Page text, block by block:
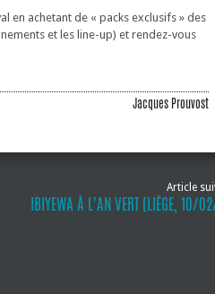
en achetant de « packs exclusifs » des
et les line-up) et rendez-vous
Jacques Prouvost
Article
IBIYEWA À L’AN VERT (LIÈGE, 10/